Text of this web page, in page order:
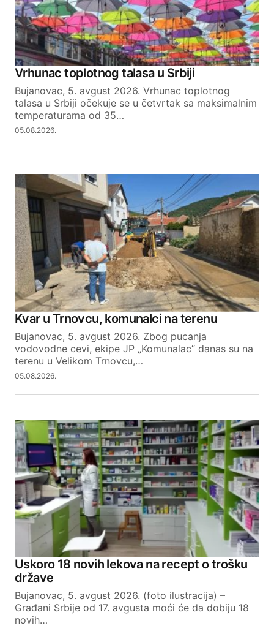
Vrhunac toplotnog talasa u Srbiji
Bujanovac, 5. avgust 2026. Vrhunac toplotnog
talasa u Srbiji očekuje se u četvrtak sa maksimalnim
temperaturama od 35…
05.08.2026.
Kvar u Trnovcu, komunalci na terenu
Bujanovac, 5. avgust 2026. Zbog pucanja
vodovodne cevi, ekipe JP „Komunalac“ danas su na
terenu u Velikom Trnovcu,…
05.08.2026.
Uskoro 18 novih lekova na recept o trošku
države
Bujanovac, 5. avgust 2026. (foto ilustracija) –
Građani Srbije od 17. avgusta moći će da dobiju 18
novih…